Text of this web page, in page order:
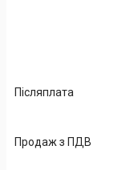
Післяплата
Продаж з ПДВ